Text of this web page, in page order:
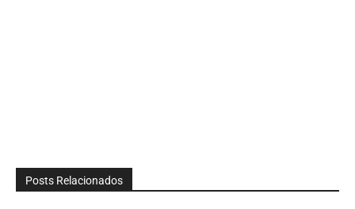
Posts Relacionados